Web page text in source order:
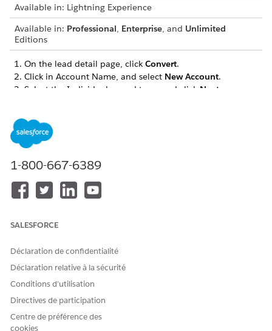
Available in: Lightning Experience
Available in: Professional, Enterprise, and Unlimited
Editions
On the lead detail page, click Convert.
Click in Account Name, and select New Account.
Select the Individual record type, and click Next
If you want to create an opportunity record associated
with the converted lead, enter an opportunity name.
Close the confirmation message, or click
CET ARTICLE A-T-IL RÉSOLU VOTRE PROBLÈME ?
Oui
1-800-667-6389
SALESFORCE
Déclaration de confidentialité
Déclaration relative à la sécurité
Conditions d’utilisation
Directives de participation
Centre de préférence des
cookies